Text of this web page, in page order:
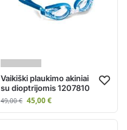
Vaikiški plaukimo akiniai
su dioptrijomis 1207810
49,00€ 45,00€